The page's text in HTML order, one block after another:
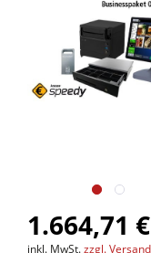
1.664,71
inkl. MwSt.zzgl.